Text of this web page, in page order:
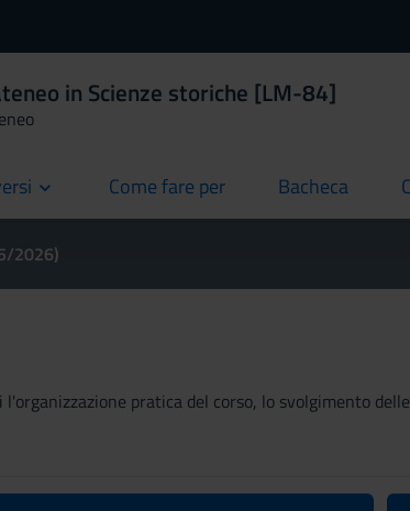
in Scienze storiche [LM-84]
Come fare per
current Bacheca
current
2026)
pratica del corso, lo svolgimento